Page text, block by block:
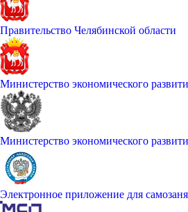
Правительство Челябинской области
Министерство экономического
Министерство экономического
Электронное приложение для